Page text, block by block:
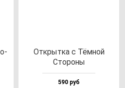
Открыт­ка с Тём­ной
Сто­ро­ны
590 руб